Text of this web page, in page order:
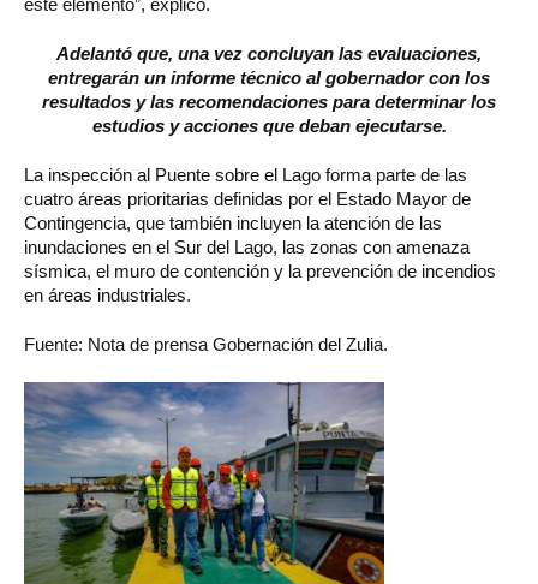
Adelantó que, una vez concluyan las evaluaciones,
entregarán un informe técnico al gobernador con los
resultados y las recomendaciones para determinar los
estudios y acciones que deban ejecutarse.
La inspección al Puente sobre el Lago forma parte de las
cuatro áreas prioritarias definidas por el Estado Mayor de
Contingencia, que también incluyen la atención de las
inundaciones en el Sur del Lago, las zonas con amenaza
sísmica, el muro de contención y la prevención de incendios
en áreas industriales.
Fuente: Nota de prensa Gobernación del Zulia.